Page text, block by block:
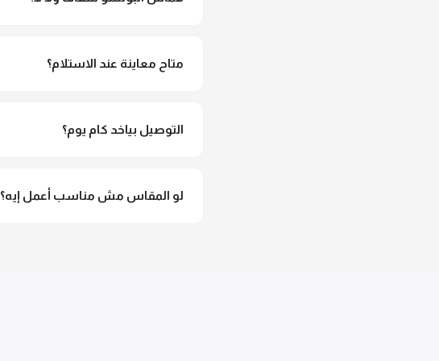
متاح معاينة عند الاستلام؟
التوصيل بياخد كام يوم؟
لو المقاس مش مناسب أعمل إيه؟